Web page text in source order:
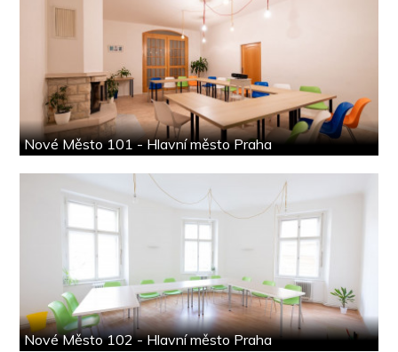
Nové Město 101 - Hlavní město Praha
Nové Město 102 - Hlavní město Praha